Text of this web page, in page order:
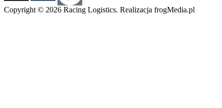
Copyright © 2026 Racing Logistics. Realizacja frogMedia.pl